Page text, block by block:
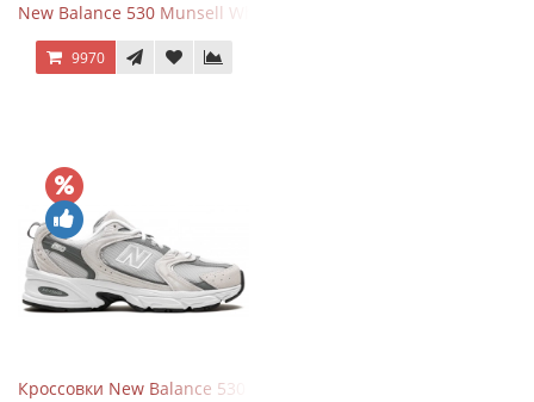
New Balance 530 Munsell White Silver
9970
Кроссовки New Balance 530 Grey Matter Harbor Grey